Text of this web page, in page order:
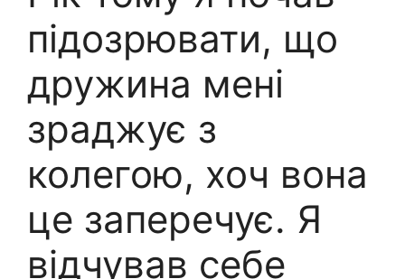
підозрювати, що
дружина мені
зраджує з
колегою, хоч вона
це заперечує. Я
відчував себе